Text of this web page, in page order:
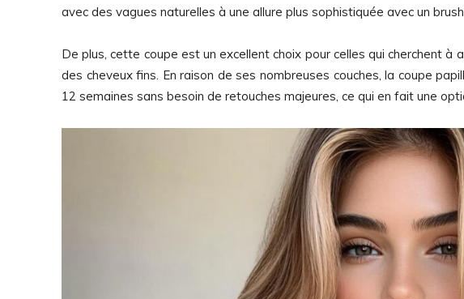
avec des vagues naturelles à une allure plus sophistiquée avec un
De plus, cette coupe est un excellent choix pour celles qui cherchent à
des cheveux fins. En raison de ses nombreuses couches, la coupe
12 semaines sans besoin de retouches majeures, ce qui en fait une